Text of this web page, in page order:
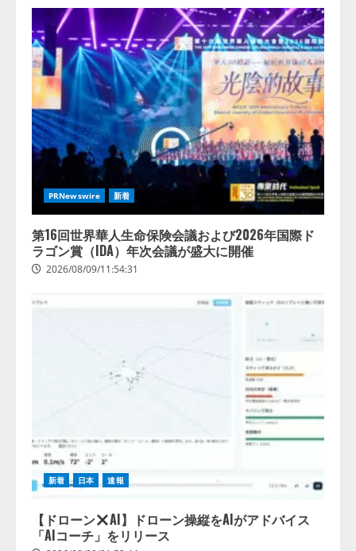
PRNewswire 新着
第16回世界華人生命保険会議および2026年国際ド
ラゴン賞（IDA）年次会議が盛大に開催
2026/08/09/11:54:31
新着 日本 速報
【ドローン
AI】ドローン操縦をAIがアドバイス
「AIコーチ」をリリース